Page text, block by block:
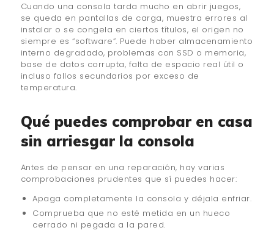
Cuando una consola tarda mucho en abrir juegos,
se queda en pantallas de carga, muestra errores al
instalar o se congela en ciertos títulos, el origen no
siempre es “software”. Puede haber almacenamiento
interno degradado, problemas con SSD o memoria,
base de datos corrupta, falta de espacio real útil o
incluso fallos secundarios por exceso de
temperatura.
Qué puedes comprobar en casa
sin arriesgar la consola
Antes de pensar en una reparación, hay varias
comprobaciones prudentes que sí puedes hacer:
Apaga completamente la consola y déjala enfriar.
Comprueba que no esté metida en un hueco
cerrado ni pegada a la pared.